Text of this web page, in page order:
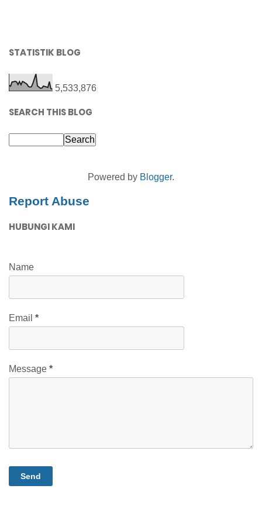
STATISTIK BLOG
5,533,876
SEARCH THIS BLOG
Powered by Blogger.
Report Abuse
HUBUNGI KAMI
Name
Email *
Message *